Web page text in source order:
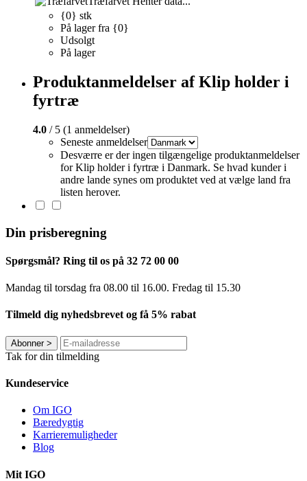
{0} stk
På lager fra {0}
Udsolgt
På lager
Produktanmeldelser af Klip holder i
fyrtræ
4.0 / 5 (1 anmeldelser)
Seneste anmeldelser
Desværre er der ingen tilgængelige produktanmeldelser
for Klip holder i fyrtræ i Danmark. Se hvad kunder i
andre lande synes om produktet ved at vælge land fra
listen herover.
Din prisberegning
Spørgsmål? Ring til os på 32 72 00 00
Mandag til torsdag fra 08.00 til 16.00. Fredag ​​til 15.30
Tilmeld dig nyhedsbrevet og få 5% rabat
Abonner>
Tak for din tilmelding
Kundeservice
Om IGO
Bæredygtig
Karrieremuligheder
Blog
Mit IGO